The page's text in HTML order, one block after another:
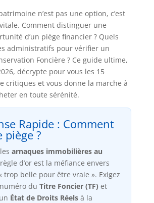
n’est pas une option, c’est
Comment distinguer une
d’un piège financier ? Quels
administratifs pour vérifier un
Foncière ? Ce guide ultime,
décrypte pour vous les 15
critiques et vous donne la marche à
en toute sérénité.
Rapide : Comment
piège ?
arnaques immobilières au
d’or est la méfiance envers
trop belle pour être vraie ». Exigez
du Titre Foncier (TF) et
État de Droits Réelsà la